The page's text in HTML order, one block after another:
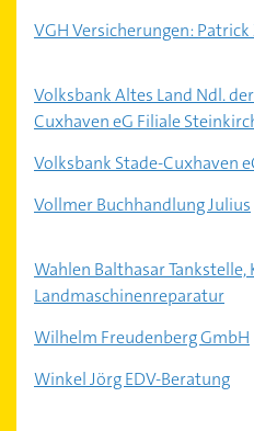
VGH Versicherungen:
Volksbank Altes Land Ndl.
Cuxhaven eG Filiale
Volksbank Stade-Cuxhaven
Vollmer Buchhandlung Julius
Wahlen Balthasar Tankstelle,
Landmaschinenreparatur
Wilhelm Freudenberg GmbH
Winkel Jörg EDV-Beratung